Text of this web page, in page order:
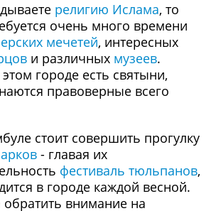
религию Ислама, то
очень много времени
мечетей, интересных
и различных музеев.
городе есть святыни,
правоверные всего
стоит совершить прогулку
- главая их
фестиваль тюльпанов,
в городе каждой весной.
обратить внимание на